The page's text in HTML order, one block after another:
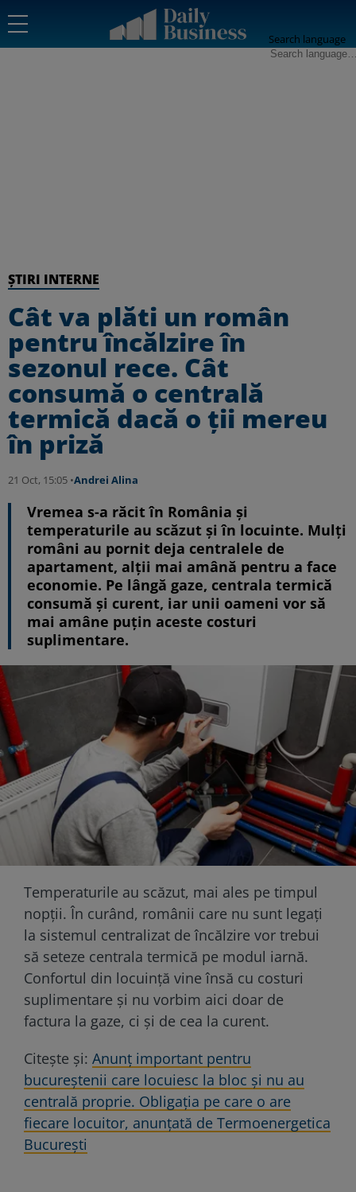
Search language
ȘTIRI INTERNE
Cât va plăti un român
pentru încălzire în
sezonul rece. Cât
consumă o centrală
termică dacă o ţii mereu
în priză
21 Oct, 15:05 •Andrei Alina
Vremea s-a răcit în România și
temperaturile au scăzut și în locuinte. Mulți
români au pornit deja centralele de
apartament, alții mai amână pentru a face
economie. Pe lângă gaze, centrala termică
consumă și curent, iar unii oameni vor să
mai amâne puțin aceste costuri
suplimentare.
Temperaturile au scăzut, mai ales pe timpul
nopții. În curând, românii care nu sunt legați
la sistemul centralizat de încălzire vor trebui
să seteze centrala termică pe modul iarnă.
Confortul din locuință vine însă cu costuri
suplimentare şi nu vorbim aici doar de
factura la gaze, ci şi de cea la curent.
Citește și: Anunț important pentru
bucureștenii care locuiesc la bloc și nu au
centrală proprie. Obligația pe care o are
fiecare locuitor, anunțată de Termoenergetica
București